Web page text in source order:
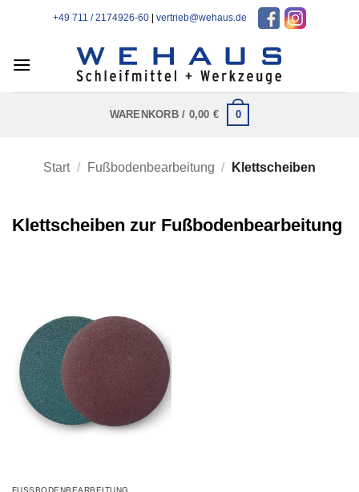
+49 711 / 2174926-60 vertrieb@wehaus.de
WARENKORB / 0,00 € 0
Start / Fußbodenbearbeitung / Klettscheiben
Klettscheiben zur Fußbodenbearbeitung
FUSSBODENBEARBEITUNG